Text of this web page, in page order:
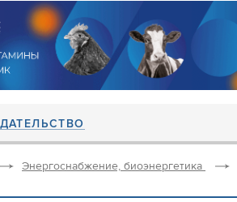
Энергоснабжение, биоэнергетика